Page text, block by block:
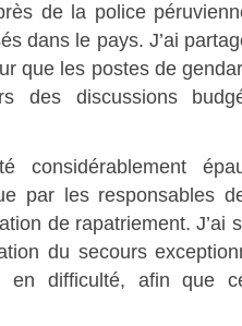
de la police
dans le pays. J’ai
que les postes de
des discussions
considérablement
par les responsables
de rapatriement. J’ai
du secours
en difficulté, afin que